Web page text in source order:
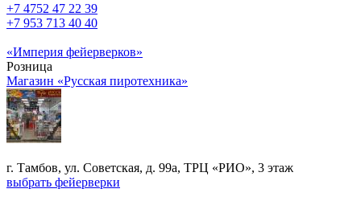
+7 4752 47 22 39
+7 953 713 40 40
«Империя фейерверков»
Розница
Магазин «Русская пиротехника»
г. Тамбов, ул. Советская, д. 99а, ТРЦ «РИО», 3 этаж
выбрать фейерверки